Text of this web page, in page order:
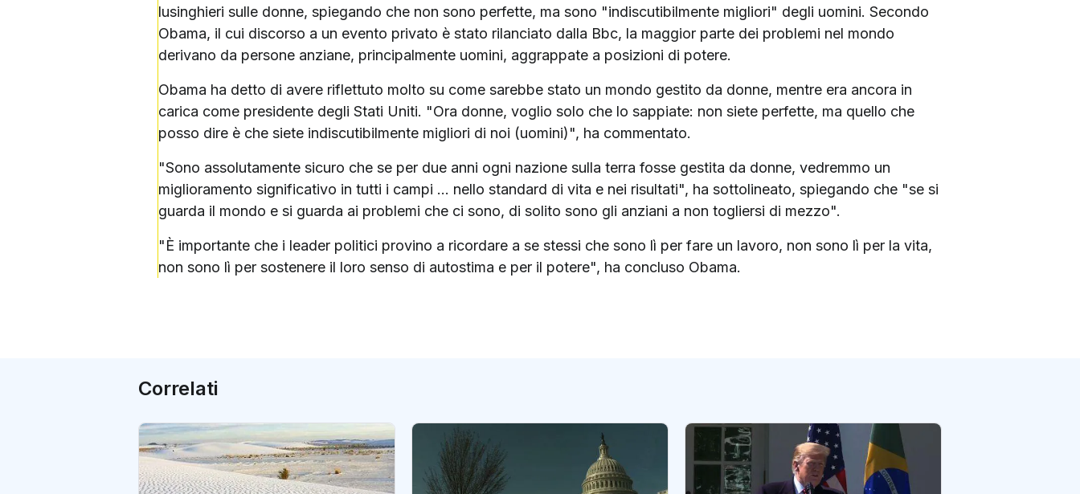
lusinghieri sulle donne, spiegando che non sono perfette, ma sono "indiscutibilmente migliori" degli uomini. Secondo
Obama, il cui discorso a un evento privato è stato rilanciato dalla Bbc, la maggior parte dei problemi nel mondo
derivano da persone anziane, principalmente uomini, aggrappate a posizioni di potere.
Obama ha detto di avere riflettuto molto su come sarebbe stato un mondo gestito da donne, mentre era ancora in
carica come presidente degli Stati Uniti. "Ora donne, voglio solo che lo sappiate: non siete perfette, ma quello che
posso dire è che siete indiscutibilmente migliori di noi (uomini)", ha commentato.
"Sono assolutamente sicuro che se per due anni ogni nazione sulla terra fosse gestita da donne, vedremmo un
miglioramento significativo in tutti i campi ... nello standard di vita e nei risultati", ha sottolineato, spiegando che "se si
guarda il mondo e si guarda ai problemi che ci sono, di solito sono gli anziani a non togliersi di mezzo".
"È importante che i leader politici provino a ricordare a se stessi che sono lì per fare un lavoro, non sono lì per la vita,
non sono lì per sostenere il loro senso di autostima e per il potere", ha concluso Obama.
Correlati